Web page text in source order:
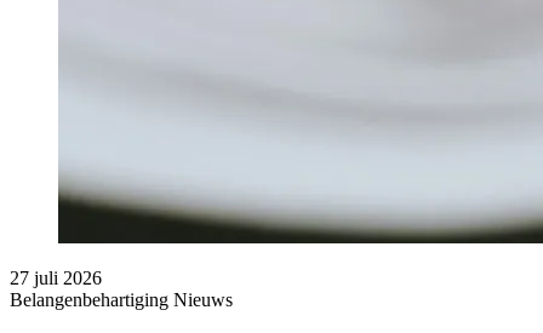
27 juli 2026
Belangenbehartiging Nieuws